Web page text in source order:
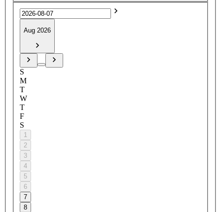
Aug 2026
S
M
T
W
T
F
S
1
2
3
4
5
6
7
8